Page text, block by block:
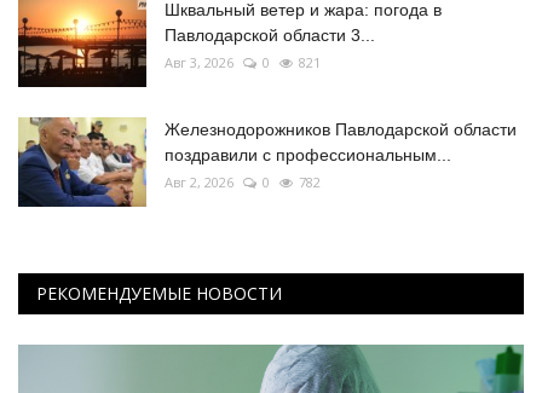
Шквальный ветер и жара: погода в
Павлодарской области 3...
Авг 3, 2026 0 821
Железнодорожников Павлодарской области
поздравили с профессиональным...
Авг 2, 2026 0 782
РЕКОМЕНДУЕМЫЕ НОВОСТИ